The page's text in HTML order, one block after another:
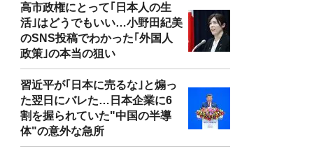
高市政権にとって｢日本人の生
活｣はどうでもいい…小野田紀美
のSNS投稿でわかった｢外国人
政策｣の本当の狙い
習近平が｢日本に売るな｣と煽っ
た翌日にバレた…日本企業に6
割を握られていた"中国の半導
体"の意外な急所